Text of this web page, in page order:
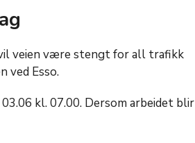
veien være stengt for all trafikk
ved Esso.
kl. 07.00. Dersom arbeidet blir